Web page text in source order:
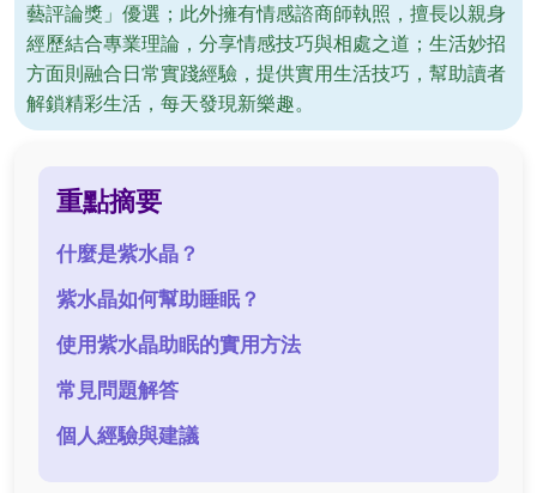
藝評論獎」優選；此外擁有情感諮商師執照，擅長以親身
經歷結合專業理論，分享情感技巧與相處之道；生活妙招
方面則融合日常實踐經驗，提供實用生活技巧，幫助讀者
解鎖精彩生活，每天發現新樂趣。
重點摘要
什麼是紫水晶？
紫水晶如何幫助睡眠？
使用紫水晶助眠的實用方法
常見問題解答
個人經驗與建議